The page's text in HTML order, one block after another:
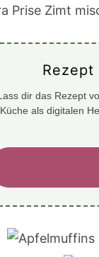
Prise Zimt
Rezept
dir das Rezept
Küche als digitalen